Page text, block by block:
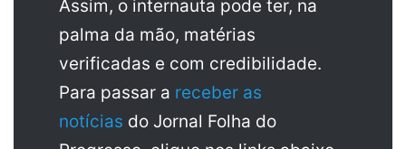
Assim, o internauta pode ter, na
palma da mão, matérias
verificadas e com credibilidade.
Para passar a receber as
notícias do Jornal Folha do